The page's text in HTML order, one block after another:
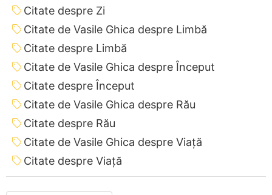
Citate despre Zi
Citate de Vasile Ghica despre Limbă
Citate despre Limbă
Citate de Vasile Ghica despre Început
Citate despre Început
Citate de Vasile Ghica despre Rău
Citate despre Rău
Citate de Vasile Ghica despre Viață
Citate despre Viață